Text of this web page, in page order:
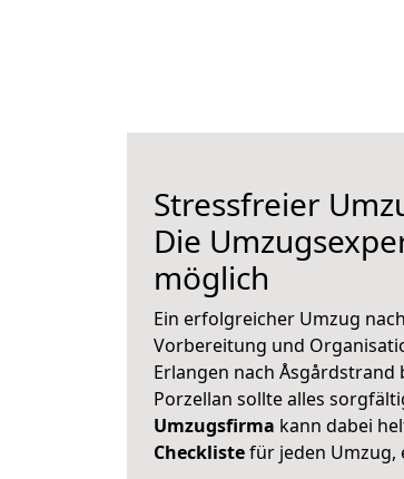
Stressfreier
Die
möglich
Ein erfolgreicher Umzug
Vorbereitung und
Erlangen nach Åsgårdstrand
Porzellan sollte alles
Umzugsfirma kann dabei
Checklistefür jeden Umzug,